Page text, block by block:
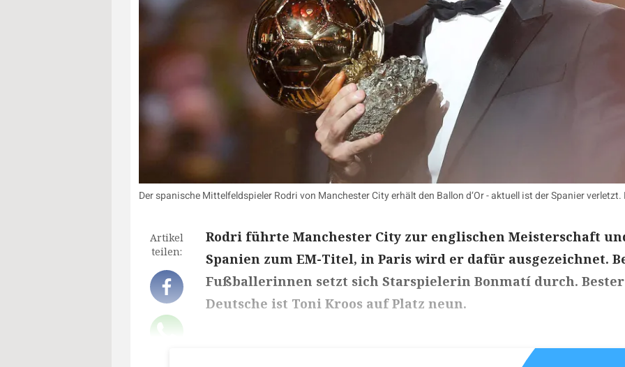
Der spanische Mittelfeldspieler Rodri von Manchester City erhält den Ballon d‘Or - aktuell ist der Spanier
Artikel
teilen:
Rodri führte Manchester City zur englischen Meisterschaft
Spanien zum EM-Titel, in Paris wird er dafür ausgezeichnet.
Fußballerinnen setzt sich Starspielerin Bonmatí durch. Bester
Deutsche ist Toni Kroos auf Platz neun.